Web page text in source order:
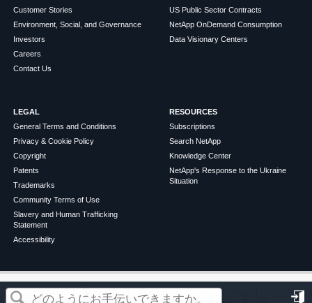
この記事は役に立ちましたか？
Customer Stories
Environment, Social, and Governance
Investors
Careers
Contact Us
US Public Sector Contracts
NetApp OnDemand Consumption
Data Visionary Centers
LEGAL
General Terms and Conditions
Privacy & Cookie Policy
Copyright
Patents
Trademarks
Community Terms of Use
Slavery and Human Trafficking
Statement
Accessibility
RESOURCES
Subscriptions
Search NetApp
Knowledge Center
NetApp's Response to the Ukraine
Situation
©2026NetApp English Terms of Use
Privacy Policy